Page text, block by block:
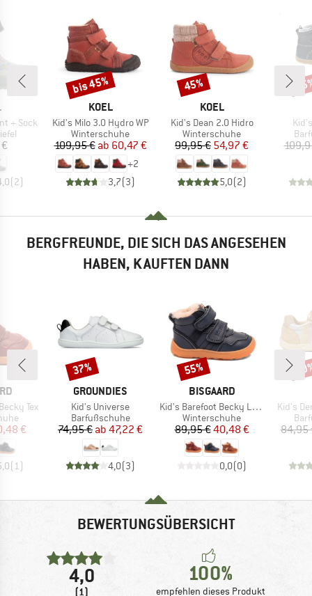
+ Sock
(2)
MARKE
KOEL
Artikel
Kid's Milo 3.0 Hydro WP
Produktgruppe
Winterschuhe
Preis
109,95 € reduzierter Preis
ab 60,47 €
+2
3,7(3)
Rabatt
bis 45%
MARKE
KOEL
Artikel
Kid's Dean 2.0 Hidro
Produktgruppe
Winterschuhe
Preis
99,95 €reduzierter Preis
54,97 €
5,0(2)
Rabatt
45%
BERGFREUNDE, DIE SICH DAS ANGESEHEN
HABEN, KAUFTEN DANN
Tex
Preis
€
(1 )
MARKE
GROUNDIES
Artikel
Kid's Universe
Produktgruppe
Barfußschuhe
Preis
74,95 € reduzierter Preis
ab 47,22 €
4,0(3)
Rabatt
37%
MARKE
BISGAARD
Artikel
Kid's Barefoot Becky Lamb
Produktgruppe
Winterschuhe
Preis
89,95 €reduzierter Preis
40,48 €
0,0(0)
Rabatt
55%
Artikel
Kid's
84,95
BEWERTUNGSÜBERSICHT
4,0
(1)
100%
empfehlen dieses Produkt